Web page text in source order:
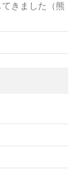
きました（熊